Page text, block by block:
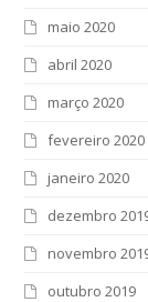
maio 2020
abril 2020
março 2020
fevereiro 2020
janeiro 2020
dezembro
novembro
outubro 2019